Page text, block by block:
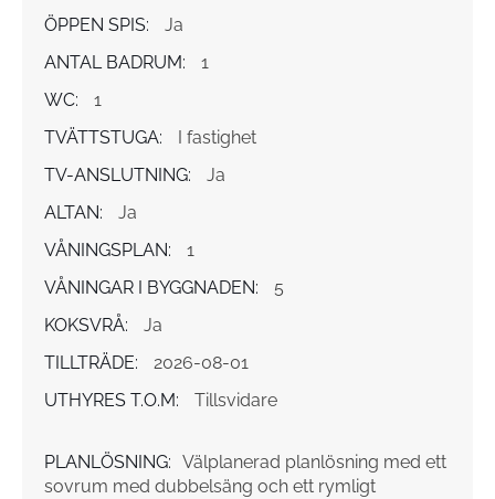
ÖPPEN SPIS:
Ja
ANTAL BADRUM:
1
WC:
1
TVÄTTSTUGA:
I fastighet
TV-ANSLUTNING:
Ja
ALTAN:
Ja
VÅNINGSPLAN:
1
VÅNINGAR I BYGGNADEN:
5
KOKSVRÅ:
Ja
TILLTRÄDE:
2026-08-01
UTHYRES T.O.M:
Tillsvidare
PLANLÖSNING: Välplanerad planlösning med ett
sovrum med dubbelsäng och ett rymligt